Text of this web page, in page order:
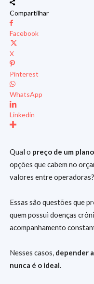
Compartilhar
Facebook
X
Pinterest
WhatsApp
Linkedin
Qual o preço de um
opções que cabem no
valores entre operadoras?
Essas são questões que
quem possui doenças
acompanhamento
Nesses casos, depender
nunca é o ideal.